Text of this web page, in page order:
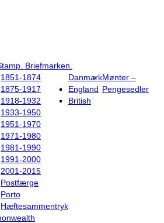
Briefmarken.
Danmark
1851-1874
1875-1917
1918-1932
1933-1950
1951-1970
1971-1980
1981-1990
1991-2000
2001-2015
Postfærge
Porto
Hæftesammentryk
England
British
Mønter –
Pengesedler